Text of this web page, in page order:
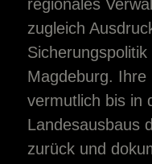
regionales
zugleich
Magdeburg. Ihre
vermutlich bis in
Landesausbaus
zurück und